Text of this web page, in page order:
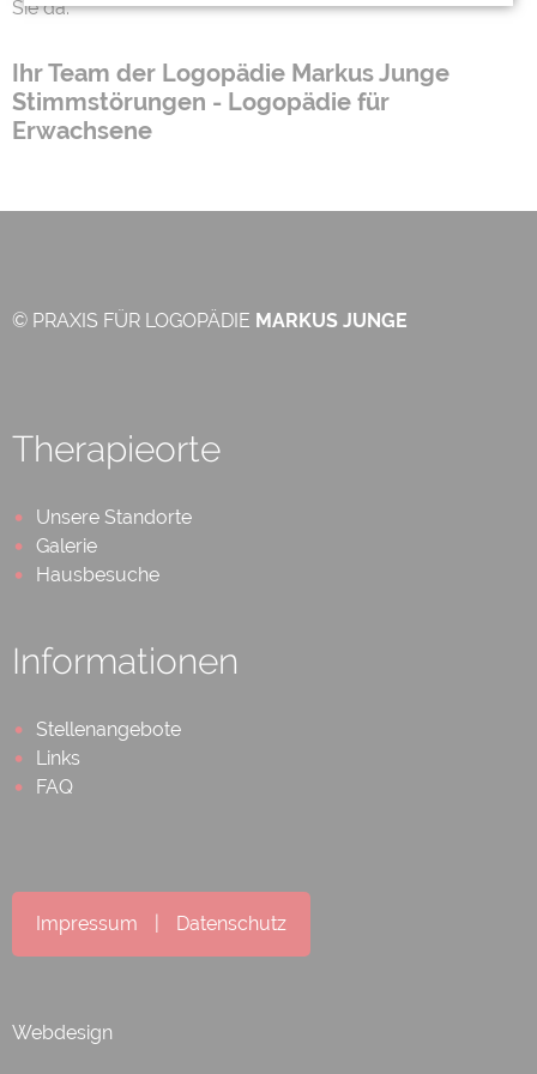
Sie da.
Ihr Team der Logopädie Markus Junge
Stimmstörungen - Logopädie für
Erwachsene
© PRAXIS FÜR LOGOPÄDIE MARKUS JUNGE
Therapieorte
Unsere Standorte
Galerie
Hausbesuche
Informationen
Stellenangebote
Links
FAQ
Impressum Datenschutz
Webdesign